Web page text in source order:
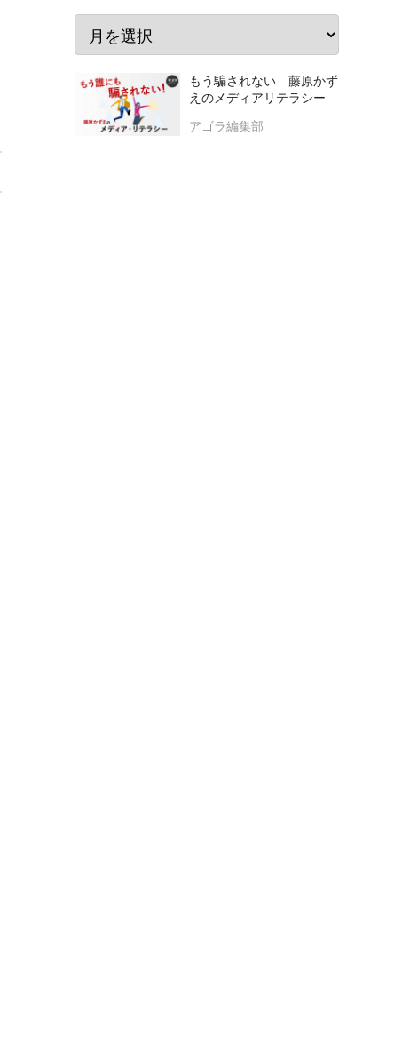
もう騙されない 藤原かず
えのメディアリテラシー
アゴラ編集部